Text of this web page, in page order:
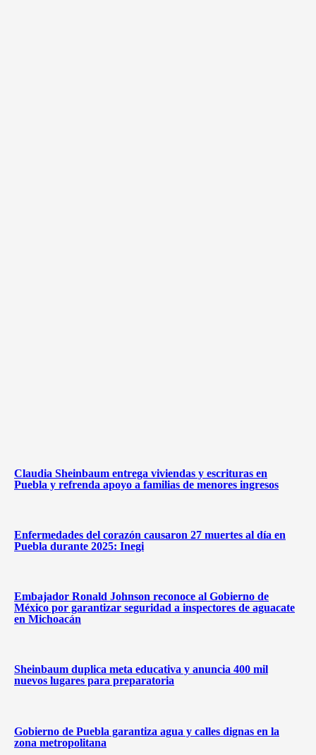
Claudia Sheinbaum entrega viviendas y escrituras en
Puebla y refrenda apoyo a familias de menores ingresos
Enfermedades del corazón causaron 27 muertes al día en
Puebla durante 2025: Inegi
Embajador Ronald Johnson reconoce al Gobierno de
México por garantizar seguridad a inspectores de aguacate
en Michoacán
Sheinbaum duplica meta educativa y anuncia 400 mil
nuevos lugares para preparatoria
Gobierno de Puebla garantiza agua y calles dignas en la
zona metropolitana